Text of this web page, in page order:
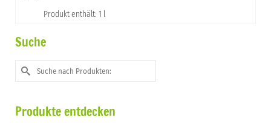
Produkt enthält: 1 l
Suche
Suche
nach:
Produkte entdecken